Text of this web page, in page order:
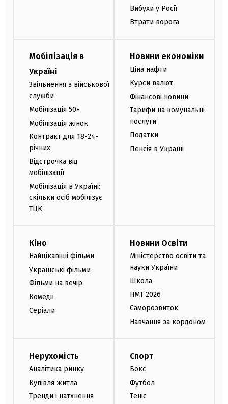
Вибухи у Росії
Втрати ворога
Мобілізація в
Україні
Звільнення з військової
служби
Мобілізація 50+
Мобілізація жінок
Контракт для 18-24-
річних
Відстрочка від
мобілізації
Мобілізація в Україні:
скільки осіб мобілізує
ТЦК
Новини економіки
Ціна нафти
Курси валют
Фінансові новини
Тарифи на комунальні
послуги
Податки
Пенсія в Україні
Кіно
Найцікавіші фільми
Українські фільми
Фільми на вечір
Комедії
Серіали
Новини Освіти
Міністерство освіти та
науки України
Школа
НМТ 2026
Саморозвиток
Навчання за кордоном
Нерухомість
Аналітика ринку
Купівля житла
Тренди і натхнення
Спорт
Бокс
Футбол
Теніс